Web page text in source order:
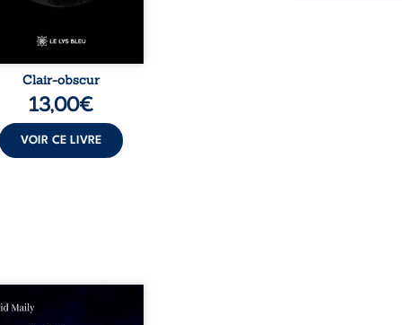
Clair-obscur
13,00€
VOIR CE LIVRE
un milieu populaire où